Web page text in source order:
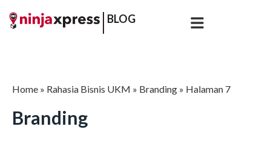
BLOG
Home » Rahasia Bisnis UKM » Branding » Halaman 7
Branding